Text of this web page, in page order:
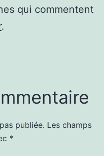
qui commentent
.
publiée. Les champs
*